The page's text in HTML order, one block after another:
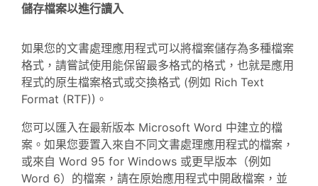
儲存檔案以進行讀入
如果您的文書處理應用程式可以將檔案儲存為多種檔案
格式，請嘗試使用能保留最多格式的格式，也就是應用
程式的原生檔案格式或交換格式 (例如 Rich Text
Format (RTF))。
您可以匯入在最新版本 Microsoft Word 中建立的檔
案。如果您要置入來自不同文書處理應用程式的檔案，
或來自 Word 95 for Windows 或更早版本（例如
Word 6）的檔案，請在原始應用程式中開啟檔案，並